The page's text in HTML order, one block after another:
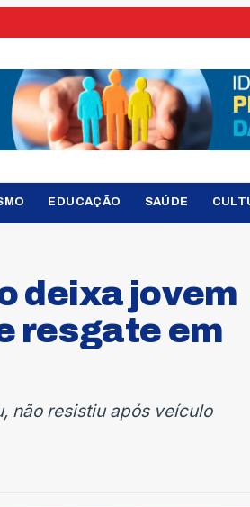
EDUCAÇÃO SAÚDE
deixa jovem
resgate em
não resistiu após veículo